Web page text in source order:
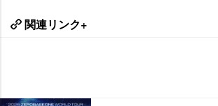
関連リンク+